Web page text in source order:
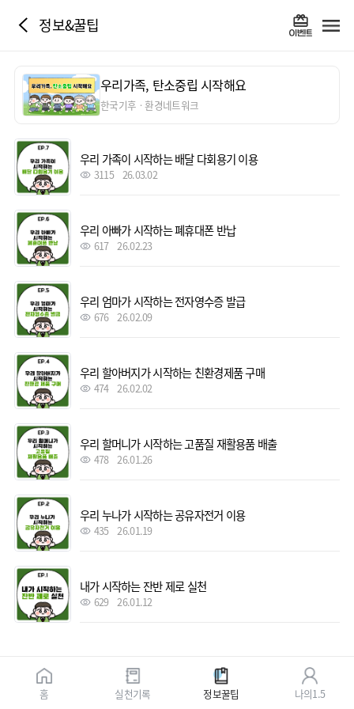
정보&꿀팁
우리가족, 탄소중립 시작해요
한국기후ㆍ환경네트워크
우리 가족이 시작하는 배달 다회용기 이용
3115 26.03.02
우리 아빠가 시작하는 폐휴대폰 반납
617 26.02.23
우리 엄마가 시작하는 전자영수증 발급
676 26.02.09
우리 할아버지가 시작하는 친환경제품 구매
474 26.02.02
우리 할머니가 시작하는 고품질 재활용품 배출
478 26.01.26
우리 누나가 시작하는 공유자전거 이용
435 26.01.19
내가 시작하는 잔반 제로 실천
629 26.01.12
홈 실천기록 정보꿀팁 나의1.5